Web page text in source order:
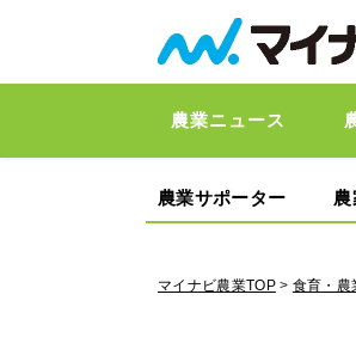
農業ニュース
農業サポーター
マイナビ農業TOP> 食育・農